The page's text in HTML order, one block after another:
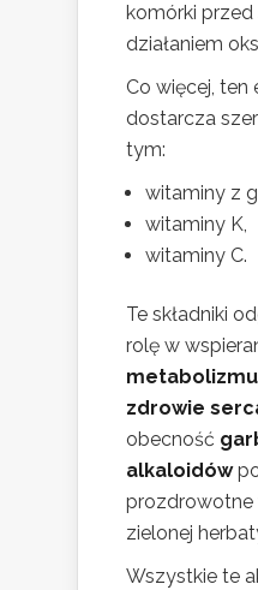
komórki
działaniem
Co więcej, ten
dostarcza
tym:
witaminy z
witaminy K,
witaminy C.
Te składniki
rolę w
metabolizmu
zdrowie
obecność
alkaloidów
prozdrowotne
zielonej
Wszystkie te